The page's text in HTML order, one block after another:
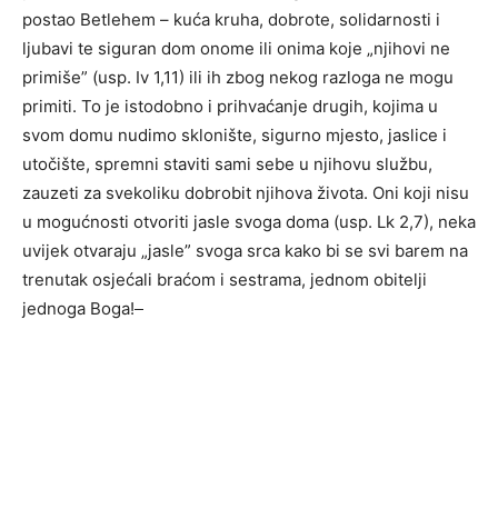
postao Betlehem – kuća kruha, dobrote, solidarnosti i
ljubavi te siguran dom onome ili onima koje „njihovi ne
primiše” (usp. Iv 1,11) ili ih zbog nekog razloga ne mogu
primiti. To je istodobno i prihvaćanje drugih, kojima u
svom domu nudimo sklonište, sigurno mjesto, jaslice i
utočište, spremni staviti sami sebe u njihovu službu,
zauzeti za svekoliku dobrobit njihova života. Oni koji nisu
u mogućnosti otvoriti jasle svoga doma (usp. Lk 2,7), neka
uvijek otvaraju „jasle” svoga srca kako bi se svi barem na
trenutak osjećali braćom i sestrama, jednom obitelji
jednoga Boga!